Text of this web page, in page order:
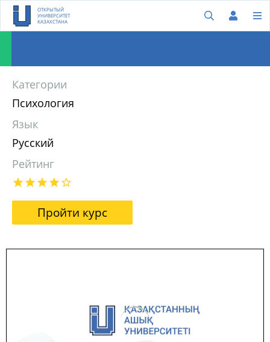
ОТКРЫТЫЙ
УНИВЕРСИТЕТ
КАЗАХСТАНА
Категории
Психология
Язык
Русский
Рейтинг
Пройти курс